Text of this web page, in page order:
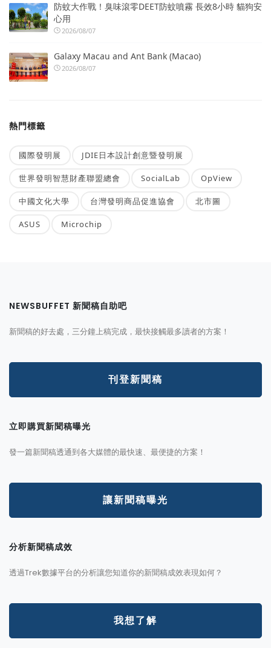
防蚊大作戰！臭味滾零DEET防蚊噴霧 長效8小時 貓狗安
心用
2026/08/07
Galaxy Macau and Ant Bank (Macao)
2026/08/07
熱門標籤
國際發明展 JDIE日本設計創意暨發明展
世界發明智慧財產聯盟總會 SocialLab OpView
中國文化大學 台灣發明商品促進協會 北市圖
ASUS Microchip
NEWSBUFFET 新聞稿自助吧
新聞稿的好去處，三分鐘上稿完成，最快接觸最多讀者的方案！
刊登新聞稿
立即購買新聞稿曝光
發一篇新聞稿透通到各大媒體的最快速、最便捷的方案！
讓新聞稿曝光
分析新聞稿成效
透過Trek數據平台的分析讓您知道你的新聞稿成效表現如何？
我想了解